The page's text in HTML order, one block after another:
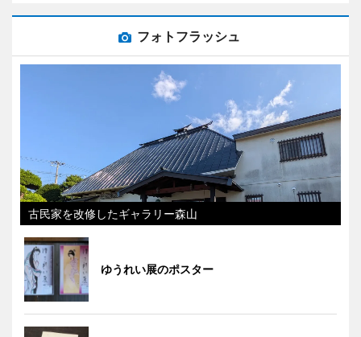
フォトフラッシュ
古民家を改修したギャラリー森山
ゆうれい展のポスター